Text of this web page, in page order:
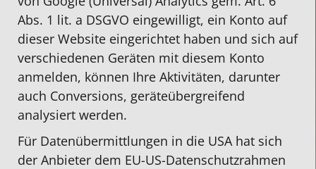
Abs. 1 lit. a DSGVO eingewilligt, ein Konto auf
dieser Website eingerichtet haben und sich auf
verschiedenen Geräten mit diesem Konto
anmelden, können Ihre Aktivitäten, darunter
auch Conversions, geräteübergreifend
analysiert werden.
Für Datenübermittlungen in die USA hat sich
der Anbieter dem EU-US-Datenschutzrahmen